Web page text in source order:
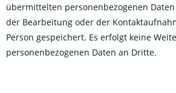
übermittelten personenbezogenen
der Bearbeitung oder der
Person gespeichert. Es erfolgt keine
personenbezogenen Daten an Dritte.